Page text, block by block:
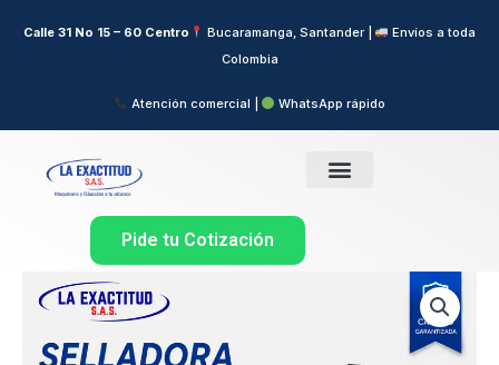
Calle 31 No 15 – 60 Centro Bucaramanga, Santander |
Envíos a toda
Colombia
Atención comercial | WhatsApp rápido
Pide tu Cotización